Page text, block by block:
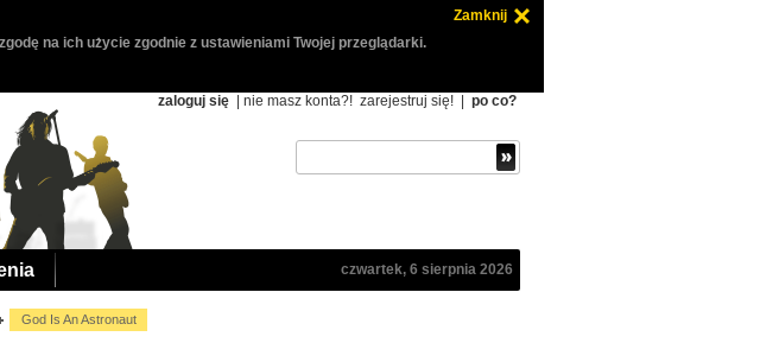
Zamknij
na ich użycie zgodnie z ustawieniami Twojej przeglądarki.
zaloguj się | nie masz konta?! zarejestruj się! po co?
czwartek, 6 sierpnia 2026
God Is An Astronaut